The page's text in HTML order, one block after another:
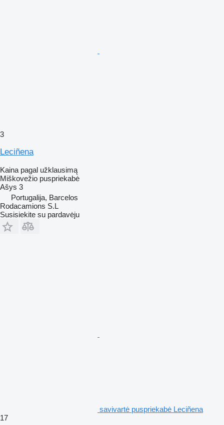
3
Leciñena
Kaina pagal užklausimą
Miškovežio puspriekabė
Ašys 3
Portugalija, Barcelos
Rodacamions S.L
Susisiekite su pardavėju
savivartė puspriekabė Leciñena
17